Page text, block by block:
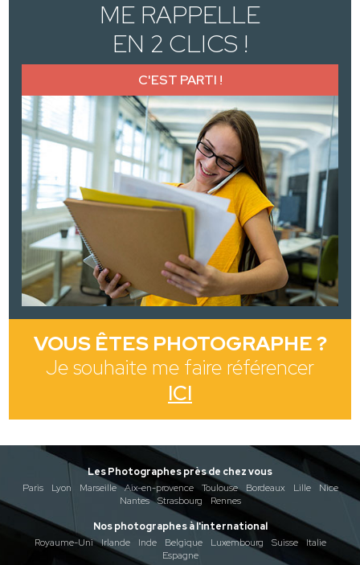
ME RAPPELLE
EN 2 CLICS !
C'EST PARTI !
VOUS ÊTES PHOTOGRAPHE ?
Je souhaite me faire référencer
ICI
Les Photographes près de chez vous
Paris
Lyon Marseille Aix-en-provence Toulouse Bordeaux Lille
Nice
Nantes
Strasbourg
Rennes
Nos photographes à l'international
Royaume-Uni
Irlande Inde Belgique Luxembourg Suisse
Italie
Espagne